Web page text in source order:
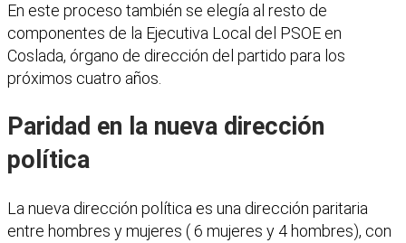
En este proceso también se elegía al resto de
componentes de la Ejecutiva Local del PSOE en
Coslada, órgano de dirección del partido para los
próximos cuatro años.
Paridad en la nueva dirección
política
La nueva dirección política es una dirección paritaria
entre hombres y mujeres ( 6 mujeres y 4 hombres), con